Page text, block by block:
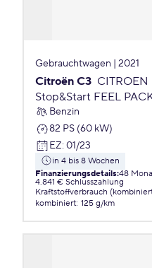
Gebrauchtwagen | 2021
Citroën C3 CITROEN
Stop&Start FEEL
Benzin
82 PS (60 kW)
EZ: 01/23
in 4 bis 8 Wochen
Finanzierungsdetails:48
4.841 € Schlusszahlung
Kraftstoffverbrauch
kombiniert: 125 g/km